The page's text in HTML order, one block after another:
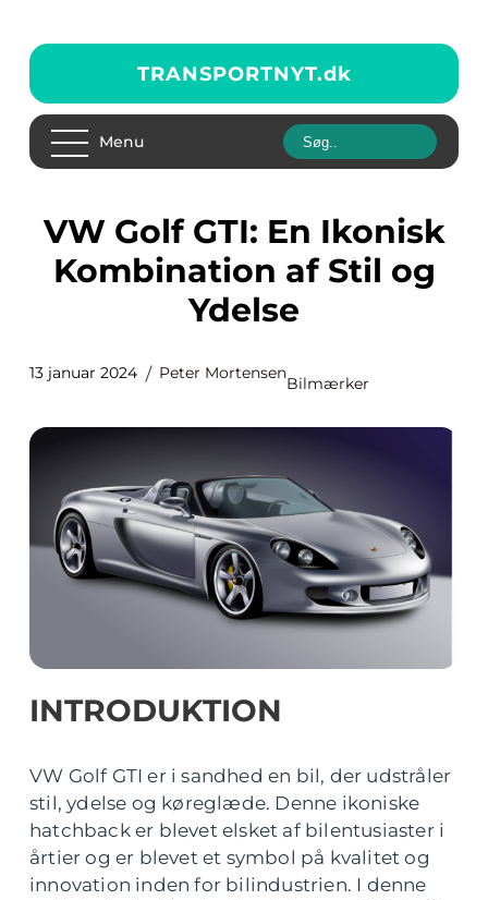
TRANSPORTNYT.dk
Menu
VW Golf GTI: En Ikonisk
Kombination af Stil og
Ydelse
13 januar 2024 Peter Mortensen
Bilmærker
INTRODUKTION
VW Golf GTI er i sandhed en bil, der udstråler
stil, ydelse og køreglæde. Denne ikoniske
hatchback er blevet elsket af bilentusiaster i
årtier og er blevet et symbol på kvalitet og
innovation inden for bilindustrien. I denne